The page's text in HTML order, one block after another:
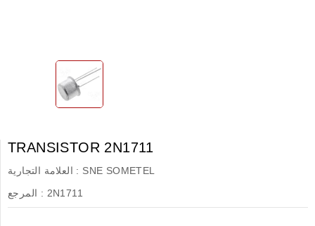
TRANSISTOR 2N1711
العلامة التجارية : SNE SOMETEL
المرجع : 2N1711